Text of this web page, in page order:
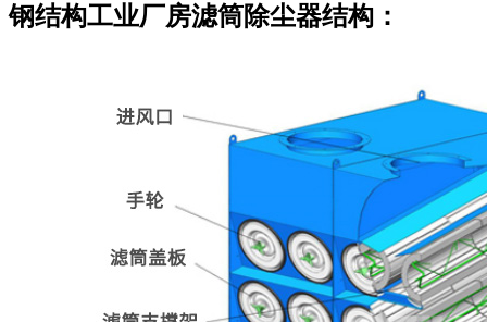
钢结构工业厂房滤筒除尘器结构：